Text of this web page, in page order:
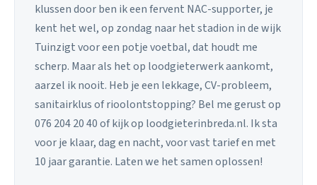
klussen door ben ik een fervent NAC-supporter, je
kent het wel, op zondag naar het stadion in de wijk
Tuinzigt voor een potje voetbal, dat houdt me
scherp. Maar als het op loodgieterwerk aankomt,
aarzel ik nooit. Heb je een lekkage, CV-probleem,
sanitairklus of rioolontstopping? Bel me gerust op
076 204 20 40 of kijk op loodgieterinbreda.nl. Ik sta
voor je klaar, dag en nacht, voor vast tarief en met
10 jaar garantie. Laten we het samen oplossen!